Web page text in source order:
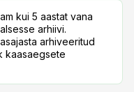
kui 5 aastat vana
arhiivi.
arhiveeritud
kaasaegsete